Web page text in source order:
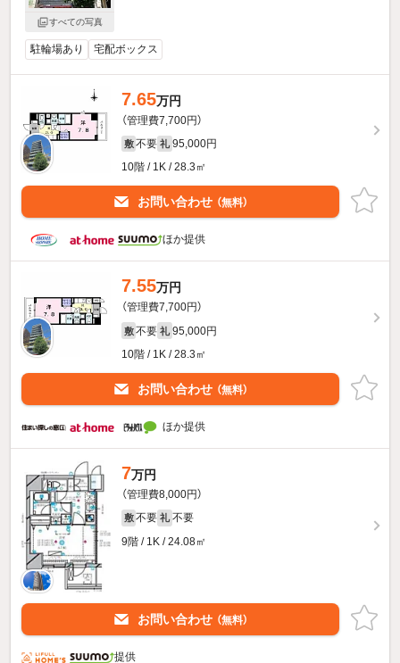
すべての写真
駐輪場あり 宅配ボックス
7.65万円
（管理費7,700円）
敷 不要 礼 95,000円
10階 / 1K / 28.3㎡
お問い合わせ （無料）
ほか提供
7.55万円
（管理費7,700円）
敷 不要 礼 95,000円
10階 / 1K / 28.3㎡
お問い合わせ （無料）
ほか提供
7万円
（管理費8,000円）
敷 不要 礼 不要
9階 / 1K / 24.08㎡
お問い合わせ （無料）
提供